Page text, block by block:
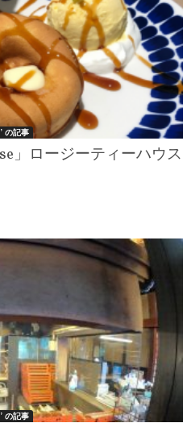
の記事
」ロージーティーハウス
の記事